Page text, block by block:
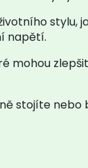
stylu,
napětí.
mohou
stojíte